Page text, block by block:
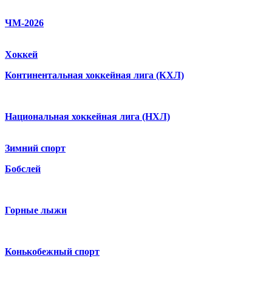
ЧМ-2026
Хоккей
Континентальная хоккейная лига (КХЛ)
Национальная хоккейная лига (НХЛ)
Зимний спорт
Бобслей
Горные лыжи
Конькобежный спорт